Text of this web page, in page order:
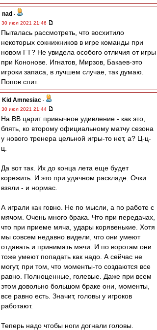
nad -
30 июл 2021 21:46
Пыталась рассмотреть, что восхитило
некоторых сокнижников в игре команды при
новом ГТ? Не увидела особого отличия от игры
при Кононове. Игнатов, Мирзов, Бакаев-это
игроки запаса, в лучшем случае, так думаю.
Попов спит.
Kid Amnesiac -
30 июл 2021 21:44
На ВВ царит привычное удивление - как это,
блять, ко второму официальному матчу сезона
у нового тренера цельной игры-то нет, а? Ц-ц-
ц.
Да вот так. Их до конца лета еще будет
корежить. И это при удачном раскладе. Очки
взяли - и нормас.
А играли как говно. Не по мысли, а по работе с
мячом. Очень много брака. Что при передачах,
что при приеме мяча, удары корявенькие. Хотя
мы совсем недавно видели, что они умеют
отдавать и принимать мячи. И по воротам они
тоже умеют попадать как надо. А сейчас не
могут, при том, что моменты-то создаются все
равно. Полноценные, голевые. Даже при всем
этом довольно большом браке они, моменты,
все равно есть. Значит, головы у игроков
работают.
Теперь надо чтобы ноги догнали головы.